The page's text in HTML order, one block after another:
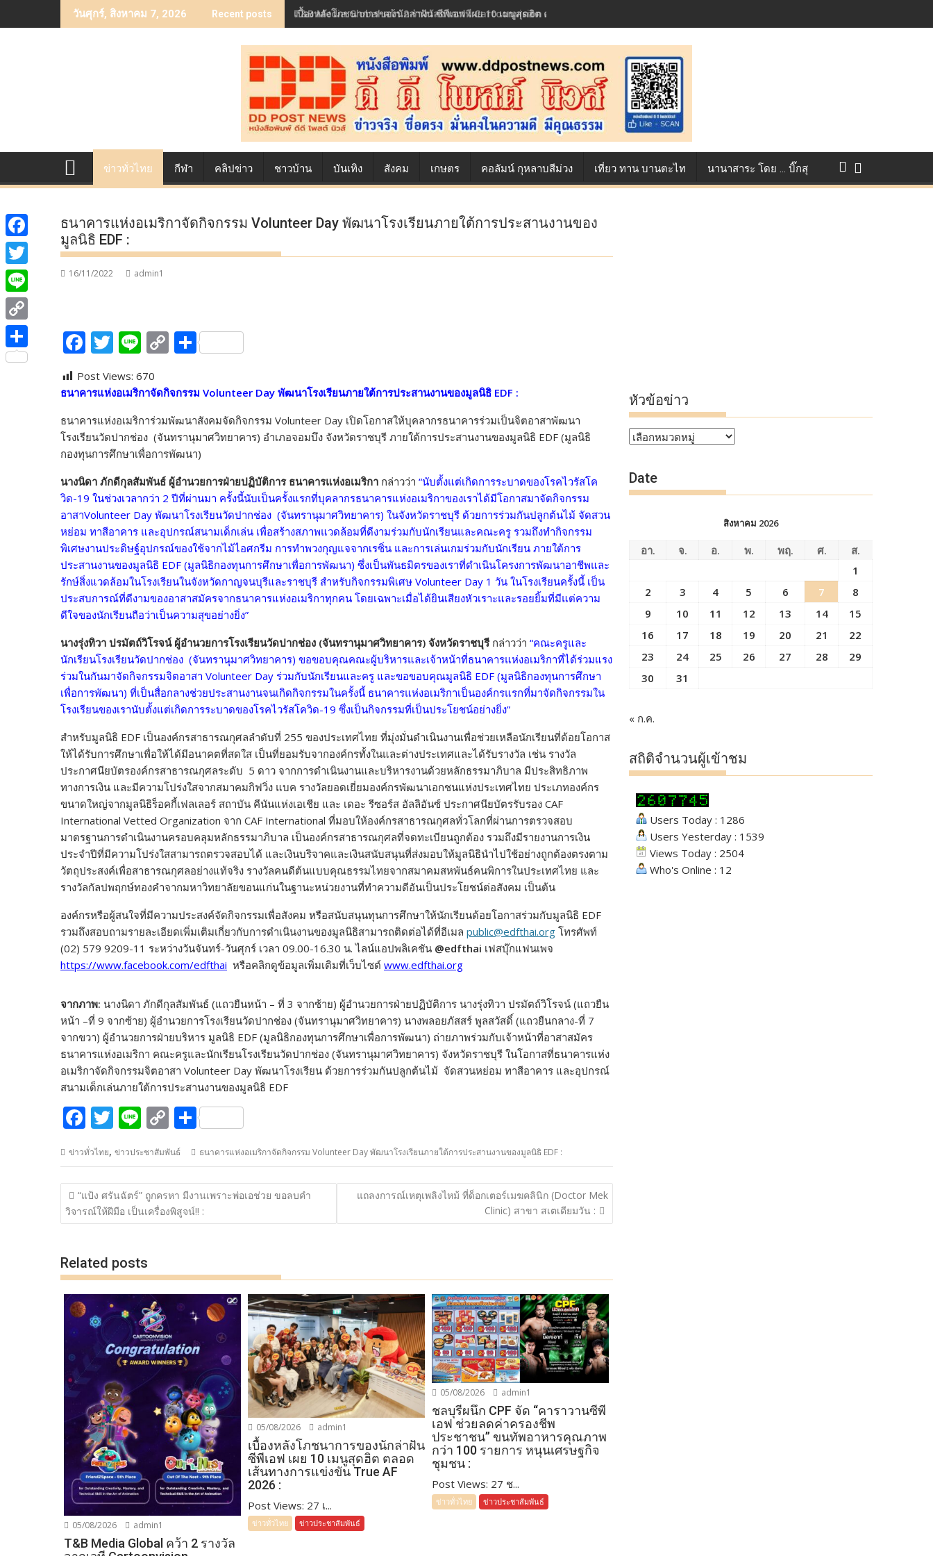
to
วันศุกร์, สิงหาคม 7, 2026 Recent posts เบื้องหลังโภชนาการของนักล่าฝัน ซีพีเอฟ เผย 10 เมนูสุดฮิต ตลอดเส้นทางการแข่งขัน True AF 2026 :
ข่าวทั่วไทย กีฬา คลิปข่าว ชาวบ้าน บันเทิง สังคม เกษตร คอลัมน์ กุหลาบสีม่วง เที่ยว ทาน บานตะไท นานาสาระ โดย … บิ๊กสุ
ธนาคารแห่งอเมริกาจัดกิจกรรม Volunteer Day พัฒนาโรงเรียนภายใต้การประสานงานของ
มูลนิธิ EDF :
16/11/2022 admin1
F
e
o
o
k
T
itt
er
Li
e
C
p
y
Li
n
k
S
ar
e
Post Views: 670
ธนาคารแห่งอเมริกาจัดกิจกรรม Volunteer Day พัฒนาโรงเรียนภายใต้การประสานงานของมูลนิธิ EDF :
ธนาคารแห่งอเมริการ่วมพัฒนาสังคมจัดกิจกรรม Volunteer Day เปิดโอกาสให้บุคลากรธนาคารร่วมเป็นจิตอาสาพัฒนา
โรงเรียนวัดปากช่อง (จันทรานุมาศวิทยาคาร) อำเภอจอมบึง จังหวัดราชบุรี ภายใต้การประสานงานของมูลนิธิ EDF (มูลนิธิ
กองทุนการศึกษาเพื่อการพัฒนา)
นางนิดา ภักดีกุลสัมพันธ์ ผู้อำนวยการฝ่ายปฏิบัติการ ธนาคารแห่งอเมริกา กล่าวว่า “นับตั้งแต่เกิดการระบาดของโรคไวรัสโค
วิด-19 ในช่วงเวลากว่า 2 ปีที่ผ่านมา ครั้งนี้นับเป็นครั้งแรกที่บุคลากรธนาคารแห่งอเมริกาของเราได้มีโอกาสมาจัดกิจกรรม
อาสาVolunteer Day พัฒนาโรงเรียนวัดปากช่อง (จันทรานุมาศวิทยาคาร) ในจังหวัดราชบุรี ด้วยการร่วมกันปลูกต้นไม้ จัดสวน
หย่อม ทาสีอาคาร และอุปกรณ์สนามเด็กเล่น เพื่อสร้างสภาพแวดล้อมที่ดีงามร่วมกับนักเรียนและคณะครู รวมถึงทำกิจกรรม
พิเศษงานประดิษฐ์อุปกรณ์ของใช้จากไม้ไอศกรีม การทำพวงกุญแจจากเรซิ่น และการเล่นเกมร่วมกับนักเรียน ภายใต้การ
ประสานงานของมูลนิธิ EDF (มูลนิธิกองทุนการศึกษาเพื่อการพัฒนา) ซึ่งเป็นพันธมิตรของเราที่ดำเนินโครงการพัฒนาอาชีพและ
รักษ์สิ่งแวดล้อมในโรงเรียนในจังหวัดกาญจนบุรีและราชบุรี สำหรับกิจกรรมพิเศษ Volunteer Day 1 วัน ในโรงเรียนครั้งนี้ เป็น
ประสบการณ์ที่ดีงามของอาสาสมัครจากธนาคารแห่งอเมริกาทุกคน โดยเฉพาะเมื่อได้ยินเสียงหัวเราะและรอยยิ้มที่มีแต่ความ
ดีใจของนักเรียนถือว่าเป็นความสุขอย่างยิ่ง”
นางรุ่งทิวา ปรมัตถ์วิโรจน์ ผู้อำนวยการโรงเรียนวัดปากช่อง (จันทรานุมาศวิทยาคาร) จังหวัดราชบุรีกล่าวว่า “คณะครูและ
นักเรียนโรงเรียนวัดปากช่อง (จันทรานุมาศวิทยาคาร) ขอขอบคุณคณะผู้บริหารและเจ้าหน้าที่ธนาคารแห่งอเมริกาที่ได้ร่วมแรง
ร่วมในกันมาจัดกิจกรรมจิตอาสา Volunteer Day ร่วมกับนักเรียนและครู และขอขอบคุณมูลนิธิ EDF (มูลนิธิกองทุนการศึกษา
เพื่อการพัฒนา) ที่เป็นสื่อกลางช่วยประสานงานจนเกิดกิจกรรมในครั้งนี้ ธนาคารแห่งอเมริกาเป็นองค์กรแรกที่มาจัดกิจกรรมใน
โรงเรียนของเรานับตั้งแต่เกิดการระบาดของโรคไวรัสโควิด-19 ซึ่งเป็นกิจกรรมที่เป็นประโยชน์อย่างยิ่ง”
สำหรับมูลนิธิ EDF เป็นองค์กรสาธารณกุศลลำดับที่ 255 ของประเทศไทย ที่มุ่งมั่นดำเนินงานเพื่อช่วยเหลือนักเรียนที่ด้อยโอกาส
ให้ได้รับการศึกษาเพื่อให้ได้มีอนาคตที่สดใส เป็นที่ยอมรับจากองค์กรทั้งในและต่างประเทศและได้รับรางวัล เช่น รางวัล
ประกาศนียบัตรองค์กรสาธารณกุศลระดับ 5 ดาว จากการดำเนินงานและบริหารงานด้วยหลักธรรมาภิบาล มีประสิทธิภาพ
ทางการเงิน และมีความโปร่งใสจากสมาคมกิฟวิ่ง แบค รางวัลยอดเยี่ยมองค์กรพัฒนาเอกชนแห่งประเทศไทย ประเภทองค์กร
ขนาดใหญ่จากมูลนิธิร็อคกี้เฟลเลอร์ สถาบัน คีนันแห่งเอเชีย และ เดอะ รีซอร์ส อัลลิอันซ์ ประกาศนียบัตรรับรอง CAF
International Vetted Organization จาก CAF International ที่มอบให้องค์กรสาธารณกุศลทั่วโลกที่ผ่านการตรวจสอบ
มาตรฐานการดำเนินงานครอบคลุมหลักธรรมาภิบาล เป็นองค์กรสาธารณกุศลที่จดทะเบียนถูกต้อง รวมถึงมีรายงานการเงิน
ประจำปีที่มีความโปร่งใสสามารถตรวจสอบได้ และเงินบริจาคและเงินสนับสนุนที่ส่งมอบให้มูลนิธินำไปใช้อย่างถูกต้องตรงตาม
วัตถุประสงค์เพื่อสาธารณกุศลอย่างแท้จริง รางวัลคนดีต้นแบบคุณธรรมไทยจากสมาคมสหพันธ์คนพิการในประเทศไทย และ
รางวัลกัลปพฤกษ์ทองคำจากมหาวิทยาลัยขอนแก่นในฐานะหน่วยงานที่ทำความดีอันเป็นประโยชน์ต่อสังคม เป็นต้น
องค์กรหรือผู้สนใจที่มีความประสงค์จัดกิจกรรมเพื่อสังคม หรือสนับสนุนทุนการศึกษาให้นักเรียนด้อยโอกาสร่วมกับมูลนิธิ EDF
รวมถึงสอบถามรายละเอียดเพิ่มเติมเกี่ยวกับการดำเนินงานของมูลนิธิสามารถติดต่อได้ที่อีเมล public@edfthai.org โทรศัพท์
(02) 579 9209-11 ระหว่างวันจันทร์-วันศุกร์ เวลา 09.00-16.30 น. ไลน์แอปพลิเคชัน @edfthai เฟสบุ๊กแฟนเพจ
https://www.facebook.com/edfthai หรือคลิกดูข้อมูลเพิ่มเติมที่เว็บไซต์ www.edfthai.org
จากภาพ: นางนิดา ภักดีกุลสัมพันธ์ (แถวยืนหน้า – ที่ 3 จากซ้าย) ผู้อำนวยการฝ่ายปฏิบัติการ นางรุ่งทิวา ปรมัตถ์วิโรจน์ (แถวยืน
หน้า –ที่ 9 จากซ้าย) ผู้อำนวยการโรงเรียนวัดปากช่อง (จันทรานุมาศวิทยาคาร) นางพลอยภัสสร์ พูลสวัสดิ์ (แถวยืนกลาง-ที่ 7
จากขวา) ผู้อำนวยการฝ่ายบริหาร มูลนิธิ EDF (มูลนิธิกองทุนการศึกษาเพื่อการพัฒนา) ถ่ายภาพร่วมกับเจ้าหน้าที่อาสาสมัคร
ธนาคารแห่งอเมริกา คณะครูและนักเรียนโรงเรียนวัดปากช่อง (จันทรานุมาศวิทยาคาร) จังหวัดราชบุรี ในโอกาสที่ธนาคารแห่ง
อเมริกาจัดกิจกรรมจิตอาสา Volunteer Day พัฒนาโรงเรียน ด้วยการร่วมกันปลูกต้นไม้ จัดสวนหย่อม ทาสีอาคาร และอุปกรณ์
สนามเด็กเล่นภายใต้การประสานงานของมูลนิธิ EDF
F
ac
e
b
o
o
k
T
itt
er
Li
e
C
o
p
y
Li
n
S
ar
e
ข่าวทั่วไทย, ข่าวประชาสัมพันธ์ ธนาคารแห่งอเมริกาจัดกิจกรรม Volunteer Day พัฒนาโรงเรียนภายใต้การประสานงานของมูลนิธิ EDF :
แนะแนว
เรื่อง
“แป้ง ศรันฉัตร์” ถูกครหา มีงานเพราะพ่อเอช่วย ขอลบคำ
วิจารณ์ให้ฝีมือ เป็นเครื่องพิสูจน์!! :
แถลงการณ์เหตุเพลิงไหม้ ที่ด็อกเตอร์เมฆคลินิก (Doctor Mek
Clinic) สาขา สเตเดียมวัน :
Related posts
05/08/2026 admin1
T&B Media Global คว้า 2 รางวัล
05/08/2026 admin1
เบื้องหลังโภชนาการของนักล่าฝัน
ซีพีเอฟ เผย 10 เมนูสุดฮิต ตลอด
เส้นทางการแข่งขัน True AF
2026 :
Post Views: 27 เ...
ข่าวทั่วไทย ข่าวประชาสัมพันธ์
05/08/2026 admin1
ชลบุรีผนึก CPF จัด “คาราวานซีพี
เอฟ ช่วยลดค่าครองชีพ
ประชาชน” ขนทัพอาหารคุณภาพ
กว่า 100 รายการ หนุนเศรษฐกิจ
ชุมชน :
Post Views: 27 ช...
ข่าวทั่วไทย ข่าวประชาสัมพันธ์
หัวข้อข่าว
หัวข้อ
Date
สิงหาคม 2026
อา. จ. อ. พ. พฤ. ศ.
ส.
1
2
3 4 5 6 7
8
9
10 11 12 13 14
15
16
17 18 19 20 21
22
23
24 25 26 27 28
29
30
31
« ก.ค.
สถิติจำนวนผู้เข้าชม
Users Today : 1286
Users Yesterday : 1539
Views Today : 2504
Who's Online : 12
F
a
c
e
b
o
T
w
i
t
t
L
i
n
C
o
S